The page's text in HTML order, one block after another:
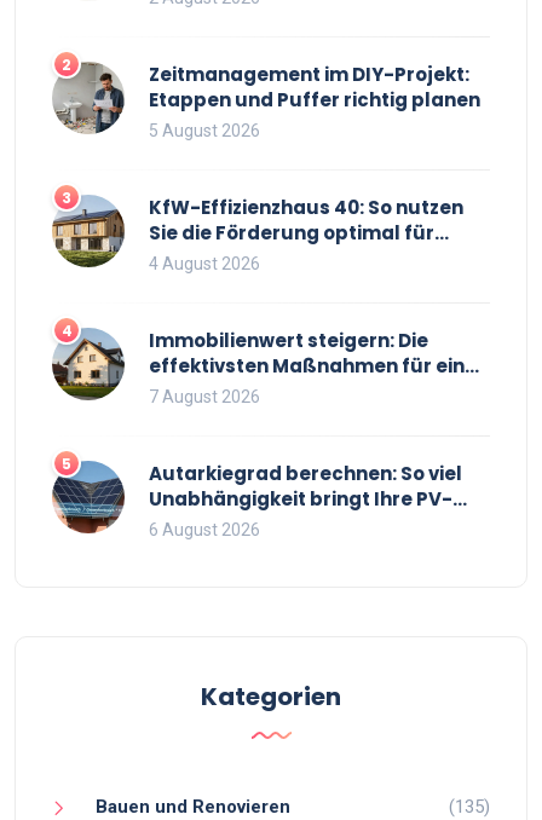
2
Zeitmanagement im DIY-Projekt:
Etappen und Puffer richtig planen
5 August 2026
3
KfW-Effizienzhaus 40: So nutzen
Sie die Förderung optimal für
Neubau und Sanierung
4 August 2026
4
Immobilienwert steigern: Die
effektivsten Maßnahmen für einen
höheren Verkaufspreis
7 August 2026
5
Autarkiegrad berechnen: So viel
Unabhängigkeit bringt Ihre PV-
Anlage mit Speicher
6 August 2026
Kategorien
Bauen und Renovieren (135)